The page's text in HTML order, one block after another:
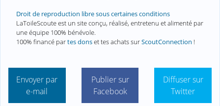
Droit de reproduction libre sous certaines conditions
LaToileScoute est un site conçu, réalisé, entretenu et alimenté par
une équipe 100% bénévole.
100% financé partes donset tes achats surScoutConnection !
Envoyer par
e-mail
Publier sur
Facebook
Diffuser sur
Twitter